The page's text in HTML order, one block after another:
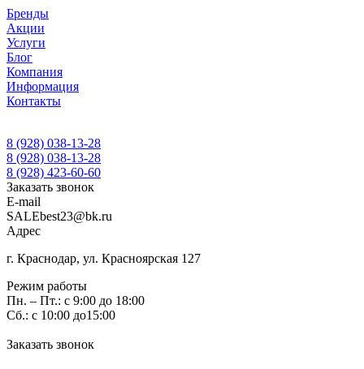
Бренды
Акции
Услуги
Блог
Компания
Информация
Контакты
8 (928) 038-13-28
8 (928) 038-13-28
8 (928) 423-60-60
Заказать звонок
E-mail
SALEbest23@bk.ru
Адрес
г. Краснодар, ул. Красноярская 127
Режим работы
Пн. – Пт.: с 9:00 до 18:00
Сб.: с 10:00 до15:00
Заказать звонок